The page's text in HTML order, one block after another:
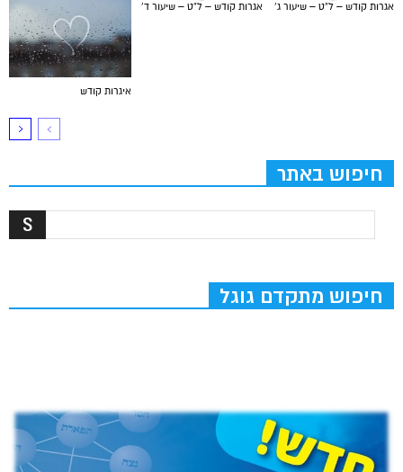
איגרות קודש
אגרות קודש – ל”ט – שיעור ד’ אגרות קודש – ל”ט – שיעור ג’
חיפוש באתר
חיפוש מתקדם גוגל